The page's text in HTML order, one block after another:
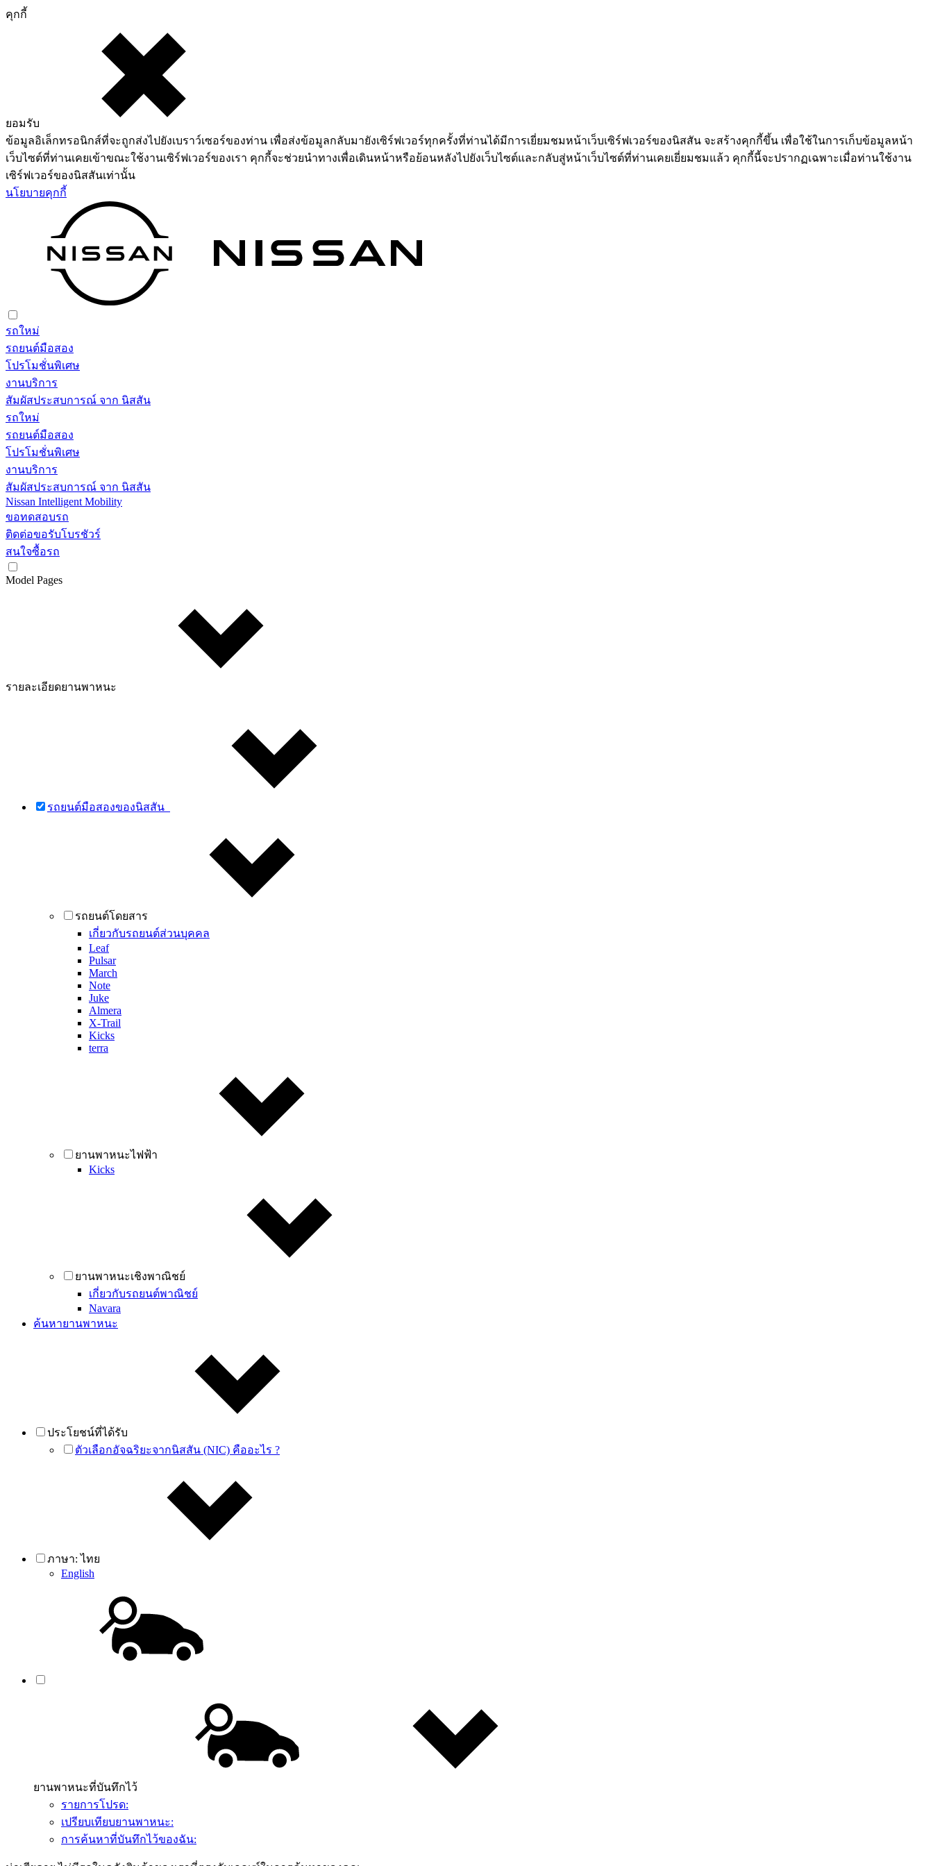
คุกกี้
ยอมรับ
ข้อมูลอิเล็กทรอนิกส์ที่จะถูกส่งไปยังเบราว์เซอร์ของท่าน เพื่อส่งข้อมูลกลับมายังเซิร์ฟเวอร์ทุกครั้งที่ท่านได้มีการเยี่ยมชมหน้าเว็บเซิร์ฟเวอร์ของนิสสัน จะสร้างคุกกี้ขึ้น เพื่อใช้ในการเก็บข้อมูลหน้า
เว็บไซต์ที่ท่านเคยเข้าขณะใช้งานเซิร์ฟเวอร์ของเรา คุกกี้จะช่วยนำทางเพื่อเดินหน้าหรือย้อนหลังไปยังเว็บไซต์และกลับสู่หน้าเว็บไซต์ที่ท่านเคยเยี่ยมชมแล้ว คุกกี้นี้จะปรากฏเฉพาะเมื่อท่านใช้งาน
เซิร์ฟเวอร์ของนิสสันเท่านั้น
นโยบายคุกกี้
รถใหม่
รถยนต์มือสอง
โปรโมชั่นพิเศษ
งานบริการ
สัมผัสประสบการณ์ จาก นิสสัน
รถใหม่
รถยนต์มือสอง
โปรโมชั่นพิเศษ
งานบริการ
สัมผัสประสบการณ์ จาก นิสสัน
Nissan Intelligent Mobility
ขอทดสอบรถ
ติดต่อขอรับโบรชัวร์
สนใจซื้อรถ
Model Pages
รายละเอียดยานพาหนะ
รถยนต์มือสองของนิสสัน
รถยนต์โดยสาร
เกี่ยวกับรถยนต์ส่วนบุคคล
Leaf
Pulsar
March
Note
Juke
Almera
X-Trail
Kicks
terra
ยานพาหนะไฟฟ้า
Kicks
ยานพาหนะเชิงพาณิชย์
เกี่ยวกับรถยนต์พาณิชย์
Navara
ค้นหายานพาหนะ
ประโยชน์ที่ได้รับ
ตัวเลือกอัจฉริยะจากนิสสัน (NIC) คืออะไร ?
ภาษา:ไทย
English
ยานพาหนะที่บันทึกไว้
รายการโปรด:
เปรียบเทียบยานพาหนะ:
การค้นหาที่บันทึกไว้ของฉัน: